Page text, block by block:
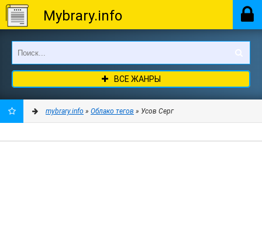
Mybrary.info
ВСЕ ЖАНРЫ
mybrary.info » Облако тегов » Усов Серг